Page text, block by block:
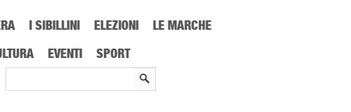
I SIBILLINI ELEZIONI
LE MARCHE
EVENTI SPORT